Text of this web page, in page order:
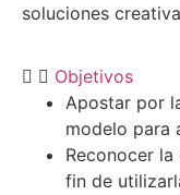
soluciones
Objetivos
Apostar por
modelo para
Reconocer
fin de